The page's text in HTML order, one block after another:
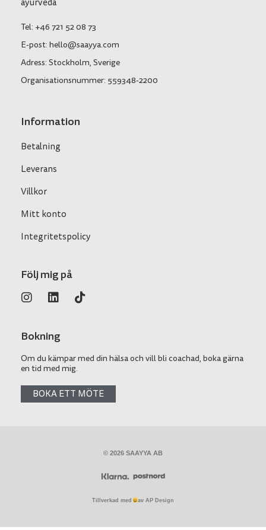
ayurveda
Tel: +46 721 52 08 73
E-post: hello@saayya.com
Adress: Stockholm, Sverige
Organisationsnummer: 559348-2200
Information
Betalning
Leverans
Villkor
Mitt konto
Integritetspolicy
Följ mig på
Bokning
Om du kämpar med din hälsa och vill bli coachad, boka gärna
en tid med mig.
BOKA ETT MÖTE
© 2026 SAAYYA AB
Tillverkad med av AP Design